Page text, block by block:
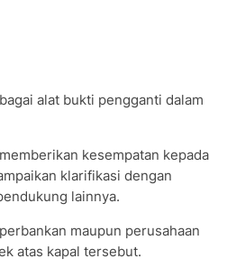
alat bukti pengganti dalam
kesempatan kepada
klarifikasi dengan
lainnya.
maupun perusahaan
atas kapal tersebut.